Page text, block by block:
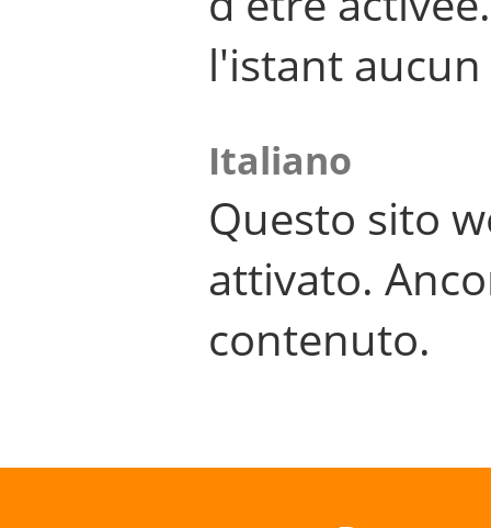
l'istant
Italiano
Questo sito
attivato.
contenuto.